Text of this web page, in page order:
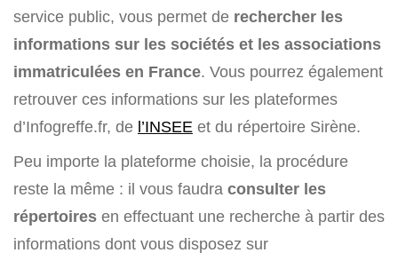
service public, vous permet de rechercher les
informations sur les sociétés et les associations
immatriculées en France. Vous pourrez également
retrouver ces informations sur les plateformes
d’Infogreffe.fr, de l’INSEE et du répertoire Sirène.
Peu importe la plateforme choisie, la procédure
reste la même : il vous faudra consulter les
répertoires en effectuant une recherche à partir des
informations dont vous disposez sur